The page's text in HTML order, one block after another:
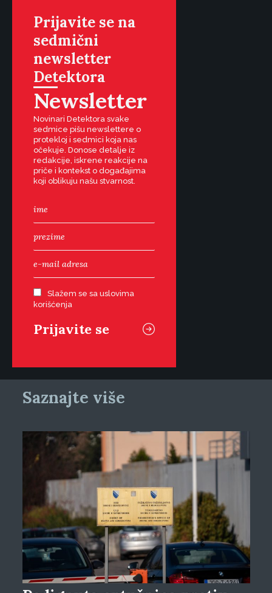
Prijavite se na
sedmični
newsletter
Detektora
Newsletter
Novinari Detektora svake
sedmice pišu newslettere o
protekloj i sedmici koja nas
očekuje. Donose detalje iz
redakcije, iskrene reakcije na
priče i kontekst o događajima
koji oblikuju našu stvarnost.
Slažem se sa uslovima
korišćenja
Saznajte više